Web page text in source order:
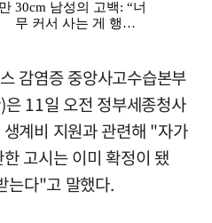
감염증 중앙사고수습본부
11일 오전 정부세종청사
계비 지원과 관련해 "자가
고시는 이미 확정이 됐
는다"고 말했다.